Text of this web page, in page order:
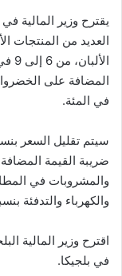
يقترح وزير المالية
العديد من المنتجات
في المئة.
والمشروبات في
والكهرباء والتدفئة بنسبة 6
اقترح وزير المالية
في بلجيكا.